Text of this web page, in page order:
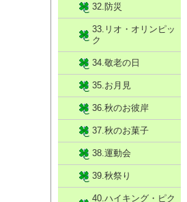
32.防災
33.リオ・オリンピッ
ク
34.敬老の日
35.お月見
36.秋のお彼岸
37.秋のお菓子
38.運動会
39.秋祭り
40.ハイキング・ピク